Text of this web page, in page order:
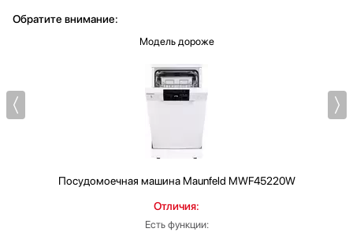
Обратите внимание:
Модель дороже
Посудомоечная машинаMaunfeld MWF45220W
Отличия:
Есть функции: